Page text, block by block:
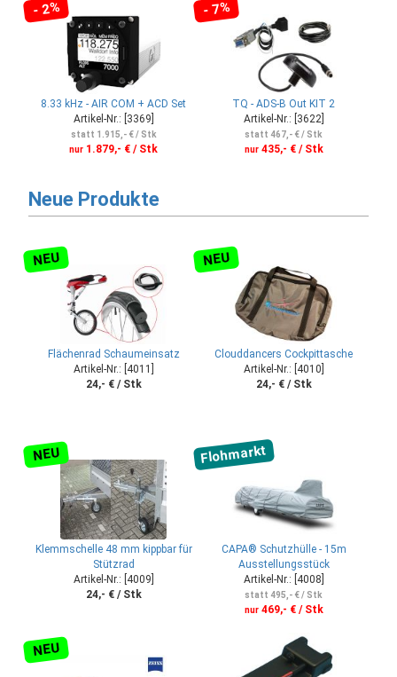
- 2%
8.33 kHz - AIR COM + ACD Set
Artikel-Nr.: [3369]
statt 1.915,- € / Stk
nur 1.879,- € / Stk
- 7%
TQ - ADS-B Out KIT 2
Artikel-Nr.: [3622]
statt 467,- € / Stk
nur435,- € / Stk
Neue Produkte
NEU
Flächenrad Schaumeinsatz
Artikel-Nr.: [4011]
24,- € / Stk
NEU
Clouddancers Cockpittasche
Artikel-Nr.: [4010]
24,- € / Stk
NEU
Klemmschelle 48 mm kippbar für
Stützrad
Artikel-Nr.: [4009]
24,- € / Stk
Flohmarkt
CAPA® Schutzhülle - 15m
Ausstellungsstück
Artikel-Nr.: [4008]
statt 495,- € / Stk
nur469,- € / Stk
NEU